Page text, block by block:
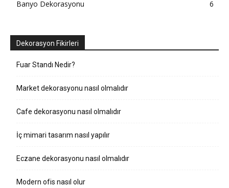
Banyo Dekorasyonu
6
Dekorasyon Fikirleri
Fuar Standı Nedir?
Market dekorasyonu nasıl olmalıdır
Cafe dekorasyonu nasıl olmalıdır
İç mimari tasarım nasıl yapılır
Eczane dekorasyonu nasıl olmalıdır
Modern ofis nasıl olur